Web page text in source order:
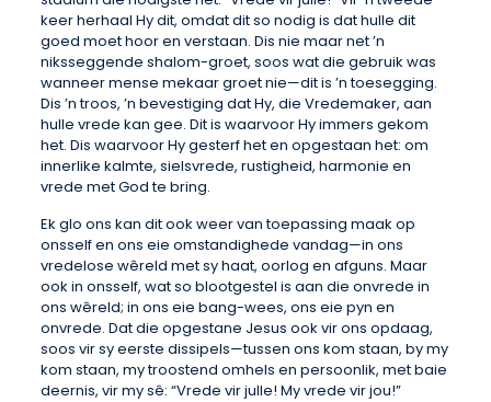
keer herhaal Hy dit, omdat dit so nodig is dat hulle dit
goed moet hoor en verstaan. Dis nie maar net ’n
niksseggende shalom-groet, soos wat die gebruik was
wanneer mense mekaar groet nie—dit is ’n toesegging.
Dis ’n troos, ’n bevestiging dat Hy, die Vredemaker, aan
hulle vrede kan gee. Dit is waarvoor Hy immers gekom
het. Dis waarvoor Hy gesterf het en opgestaan het: om
innerlike kalmte, sielsvrede, rustigheid, harmonie en
vrede met God te bring.
Ek glo ons kan dit ook weer van toepassing maak op
onsself en ons eie omstandighede vandag—in ons
vredelose wêreld met sy haat, oorlog en afguns. Maar
ook in onsself, wat so blootgestel is aan die onvrede in
ons wêreld; in ons eie bang-wees, ons eie pyn en
onvrede. Dat die opgestane Jesus ook vir ons opdaag,
soos vir sy eerste dissipels—tussen ons kom staan, by my
kom staan, my troostend omhels en persoonlik, met baie
deernis, vir my sê: “Vrede vir julle! My vrede vir jou!”